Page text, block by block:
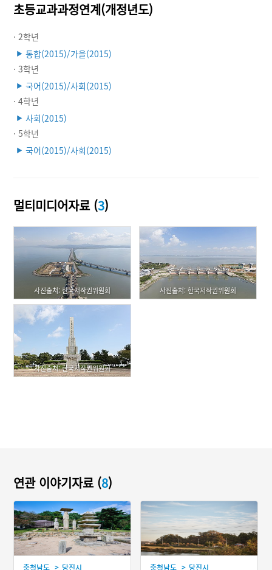
초등교과과정연계(개정년도)
· 2학년
▶ 통합(2015)/가을(2015)
· 3학년
▶ 국어(2015)/사회(2015)
· 4학년
▶ 사회(2015)
· 5학년
▶ 국어(2015)/사회(2015)
멀티미디어자료 (3)
사진출처: 한국저작권위원회 사진출처: 한국저작권위원회
사진출처: 한국저작권위원회
연관 이야기자료 (8)
충청남도 > 당진시
충청남도 > 당진시